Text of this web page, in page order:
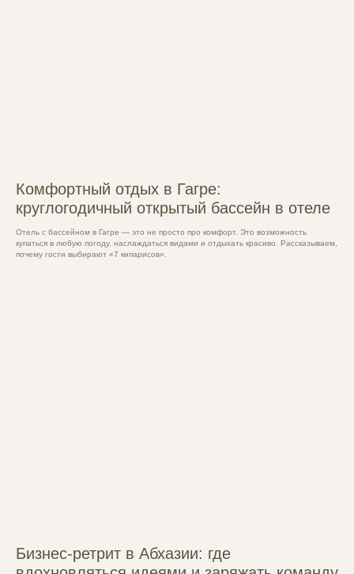
Комфортный отдых в Гагре:
круглогодичный открытый бассейн в отеле
Отель с бассейном в Гагре — это не просто про комфорт. Это возможность
купаться в любую погоду, наслаждаться видами и отдыхать красиво. Рассказываем,
почему гости выбирают «7 кипарисов».
Бизнес-ретрит в Абхазии: где